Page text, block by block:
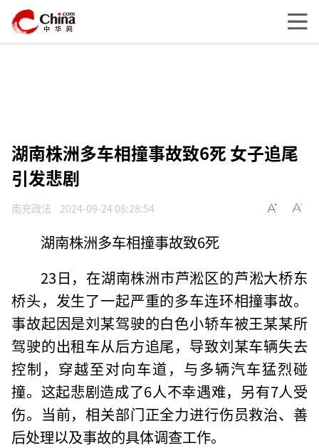
湖南株洲多车相撞事故致6死 女子追尾
引发悲剧
南充政法 2024-09-24 08:28:54
湖南株洲多车相撞事故致6死
23日，在湖南株洲市芦淞区的芦淞大桥东
桥头，发生了一起严重的多车连环相撞事故。
事故起因是刘某驾驶的白色小轿车被王某某所
驾驶的出租车从后方追尾，导致刘某车辆失去
控制，穿越至对向车道，与多辆汽车猛烈碰
撞。这起悲剧造成了6人不幸遇难，另有7人受
伤。当前，相关部门正全力进行伤员救治、善
后处理以及事故的具体调查工作。